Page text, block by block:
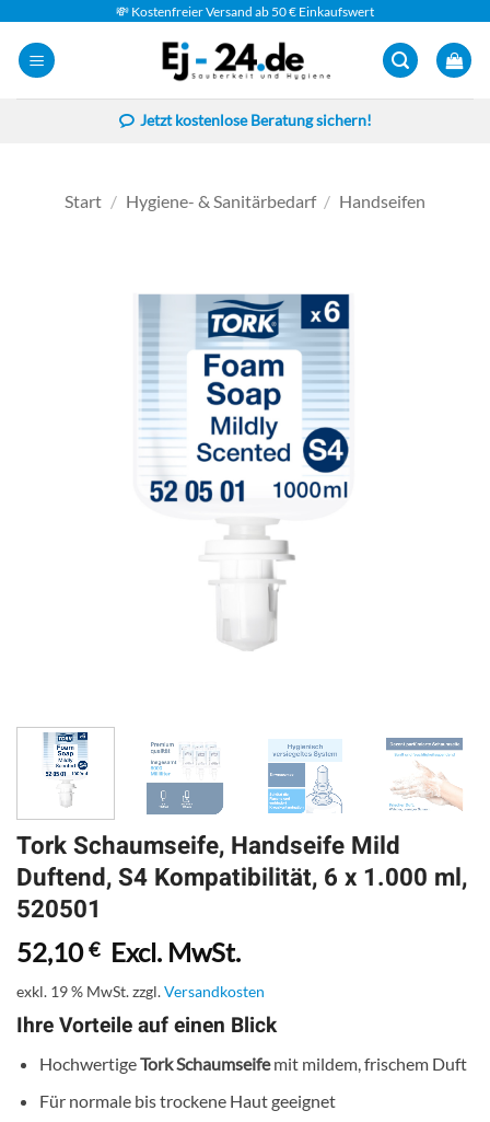
Inhalt
springen
💸 Kostenfreier Versand ab 50 € Einkaufswert
Jetzt kostenlose Beratung sichern!
Start / Hygiene- & Sanitärbedarf / Handseifen
Tork Schaumseife, Handseife Mild
Duftend, S4 Kompatibilität, 6 x 1.000 ml,
520501
52,10€ Excl. MwSt.
exkl. 19 % MwSt.zzgl.Versandkosten
Ihre Vorteile auf einen Blick
HochwertigeTork Schaumseifemit mildem, frischem Duft
Für normale bis trockene Haut geeignet